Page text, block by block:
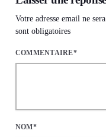
Votre adresse email ne
sont obligatoires
COMMENTAIRE*
NOM*